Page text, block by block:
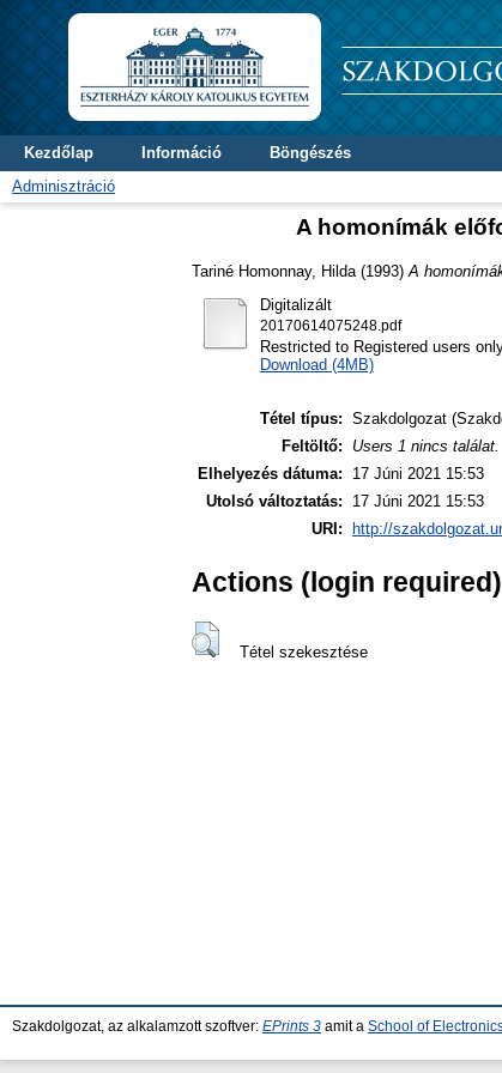
Kezdőlap Információ
Böngészés
Adminisztráció
A homonímák
Tariné Homonnay, Hilda (1993) A
Digitalizált
20170614075248.pdf
Restricted to Registered users
Download (4MB)
Tétel típus: Szakdolgozat
Feltöltő:
Users 1 nincs találat.
Elhelyezés dátuma:
17 Júni 2021 15:53
Utolsó változtatás:
17 Júni 2021 15:53
URI:
http://
Actions (login required)
Tétel szekesztése
Szakdolgozat, az alkalamzott szoftver: EPrints 3 amit a School of